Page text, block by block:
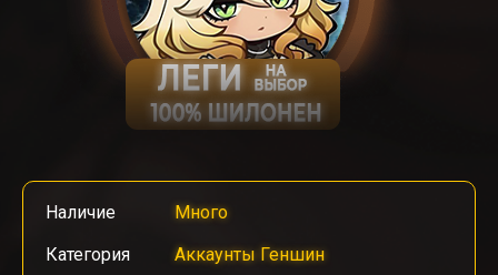
Наличие
Много
Категория
Аккаунты Геншин